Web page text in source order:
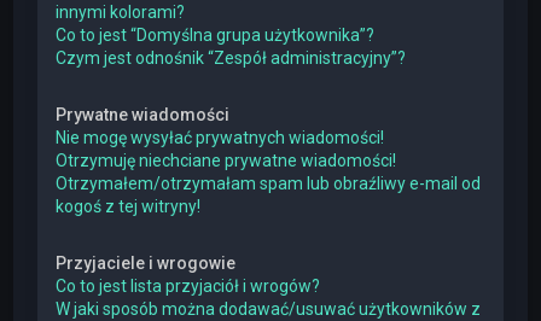
innymi kolorami?
Co to jest “Domyślna grupa użytkownika”?
Czym jest odnośnik “Zespół administracyjny”?
Prywatne wiadomości
Nie mogę wysyłać prywatnych wiadomości!
Otrzymuję niechciane prywatne wiadomości!
Otrzymałem/otrzymałam spam lub obraźliwy e-mail od
kogoś z tej witryny!
Przyjaciele i wrogowie
Co to jest lista przyjaciół i wrogów?
W jaki sposób można dodawać/usuwać użytkowników z